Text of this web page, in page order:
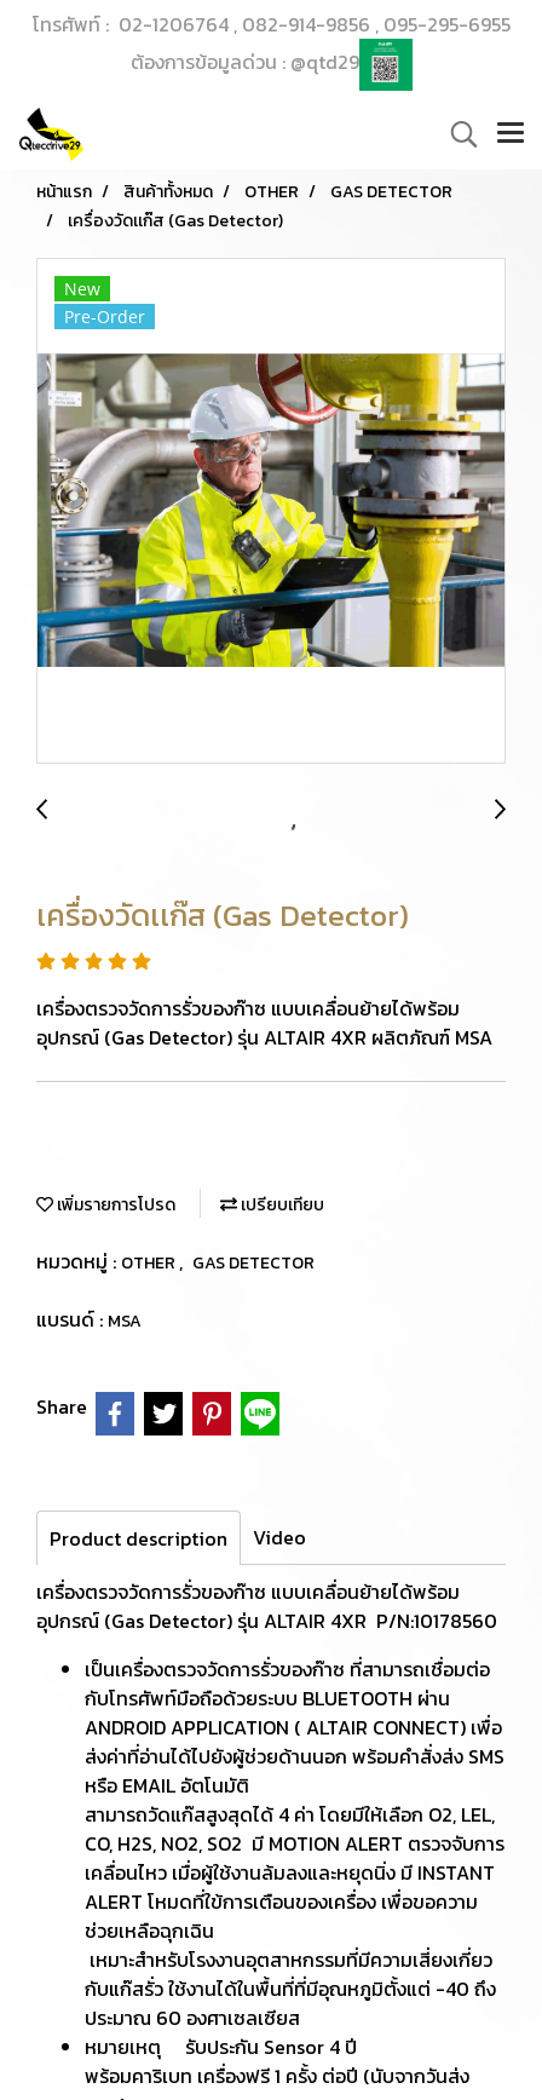
โทรศัพท์ : 02-1206764 , 082-914-9856 , 095-295-6955
ต้องการข้อมูลด่วน : @qtd29
หน้าแรก สินค้าทั้งหมด OTHER
GAS DETECTOR
เครื่องวัดเเก๊ส (Gas Detector)
New
Pre-Order
เครื่องวัดเเก๊ส (Gas Detector)
เครื่องตรวจวัดการรั่วของก๊าซ แบบเคลื่อนย้ายได้พร้อม
อุปกรณ์ (Gas Detector) รุ่น ALTAIR 4XR ผลิตภัณฑ์ MSA
เพิ่มรายการโปรด เปรียบเทียบ
หมวดหมู่ : OTHER , GAS DETECTOR
แบรนด์ : MSA
Share
Product description
Video
เครื่องตรวจวัดการรั่วของก๊าซ แบบเคลื่อนย้ายได้พร้อม
อุปกรณ์ (Gas Detector) รุ่น ALTAIR 4XR P/N:10178560
เป็นเครื่องตรวจวัดการรั่วของก๊าซ ที่สามารถเชื่อมต่อ
กับโทรศัพท์มือถือด้วยระบบ BLUETOOTH ผ่าน
ANDROID APPLICATION ( ALTAIR CONNECT) เพื่อ
ส่งค่าที่อ่านได้ไปยังผู้ช่วยด้านนอก พร้อมคำสั่งส่ง SMS
หรือ EMAIL อัตโนมัติ
สามารถวัดแก๊สสูงสุดได้ 4 ค่า โดยมีให้เลือก O2, LEL,
CO, H2S, NO2, SO2 มี MOTION ALERT ตรวจจับการ
เคลื่อนไหว เมื่อผู้ใช้งานล้มลงและหยุดนิ่ง มี INSTANT
ALERT โหมดที่ใข้การเตือนของเครื่อง เพื่อขอความ
ช่วยเหลือฉุกเฉิน
เหมาะสำหรับโรงงานอุตสาหกรรมที่มีความเสี่ยงเกี่ยว
กับแก๊สรั่ว ใช้งานได้ในพื้นที่ที่มีอุณหภูมิตั้งแต่ -40 ถึง
ประมาณ 60 องศาเซลเซียส
หมายเหตุ รับประกัน Sensor 4 ปี
พร้อมคาริเบท เครื่องฟรี 1 ครั้ง ต่อปี (นับจากวันส่ง